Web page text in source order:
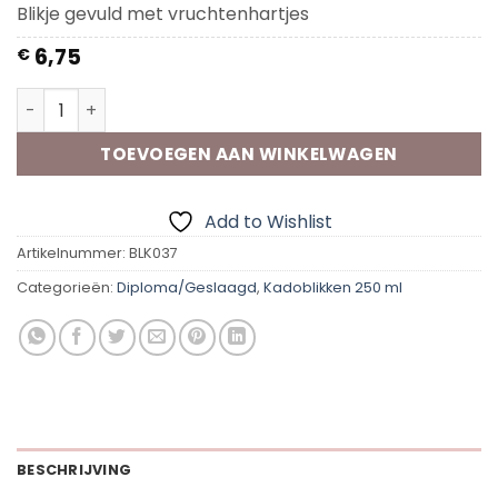
Blikje gevuld met vruchtenhartjes
€ 6,75
Kadoblik - Rijbewijs aantal
TOEVOEGEN AAN WINKELWAGEN
Add to Wishlist
Artikelnummer: BLK037
Categorieën: Diploma/Geslaagd, Kadoblikken 250 ml
BESCHRIJVING